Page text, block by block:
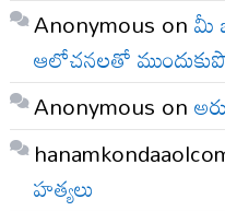
Anonymous onమీ
ఆలోచనలతో
Anonymous on
హత్యలు